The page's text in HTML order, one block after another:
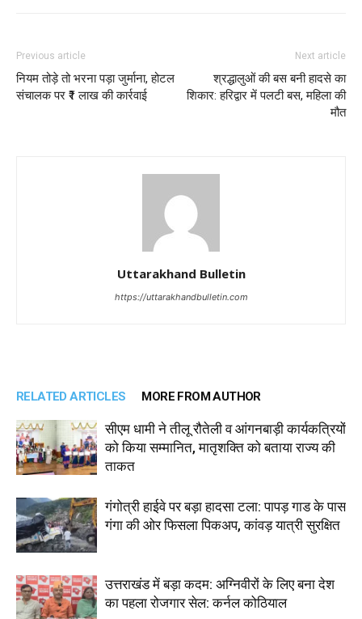
Previous article
नियम तोड़े तो भरना पड़ा जुर्माना, होटल
संचालक पर ₹1 लाख की कार्रवाई
Next article
श्रद्धालुओं की बस बनी हादसे का
शिकार: हरिद्वार में पलटी बस, महिला की
मौत
Uttarakhand Bulletin
https://uttarakhandbulletin.com
RELATED ARTICLES MORE FROM AUTHOR
सीएम धामी ने तीलू रौतेली व आंगनबाड़ी कार्यकत्रियों
को किया सम्मानित, मातृशक्ति को बताया राज्य की
ताकत
गंगोत्री हाईवे पर बड़ा हादसा टला: पापड़ गाड के पास
गंगा की ओर फिसला पिकअप, कांवड़ यात्री सुरक्षित
उत्तराखंड में बड़ा कदम: अग्निवीरों के लिए बना देश
का पहला रोजगार सेल: कर्नल कोठियाल